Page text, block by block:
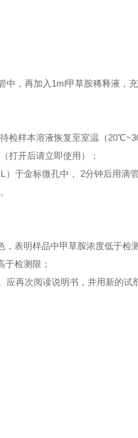
，再加入1ml甲草胺稀释液，
检样本溶液恢复至室温（
打开后请立即使用）；
）于金标微孔中， 2分钟后用滴
表明样品中甲草胺浓度低于检
于检测限；
再次阅读说明书，并用新的试